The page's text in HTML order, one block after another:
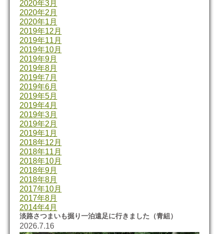
2020年3月
2020年2月
2020年1月
2019年12月
2019年11月
2019年10月
2019年9月
2019年8月
2019年7月
2019年6月
2019年5月
2019年4月
2019年3月
2019年2月
2019年1月
2018年12月
2018年11月
2018年10月
2018年9月
2018年8月
2017年10月
2017年8月
2014年4月
淡路さつまいも掘り一泊遠足に行きました（青組）
2026.7.16